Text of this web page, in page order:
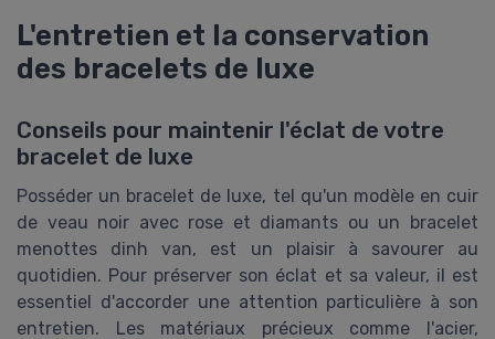
L'entretien et la conservation
des bracelets de luxe
Conseils pour maintenir l'éclat de votre
bracelet de luxe
Posséder un bracelet de luxe, tel qu'un modèle en cuir
de veau noir avec rose et diamants ou un bracelet
menottes dinh van, est un plaisir à savourer au
quotidien. Pour préserver son éclat et sa valeur, il est
essentiel d'accorder une attention particulière à son
entretien. Les matériaux précieux comme l'acier,